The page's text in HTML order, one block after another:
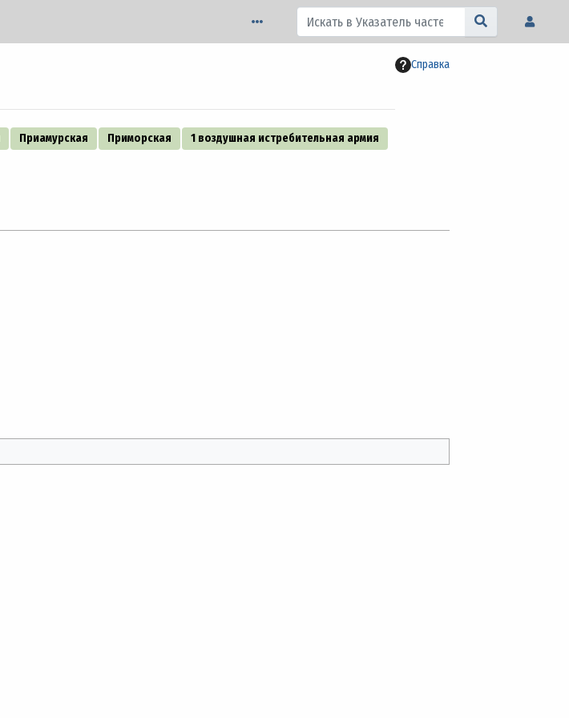
Справка
Приамурская Приморская
1 воздушная истребительная армия